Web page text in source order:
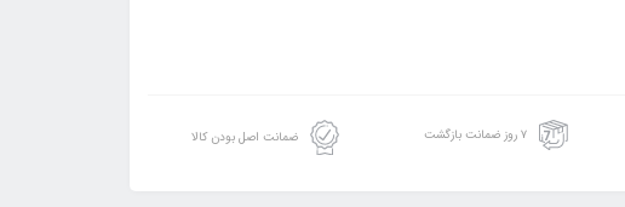
۷ روز ضمانت بازگشت ضمانت اصل بودن کالا